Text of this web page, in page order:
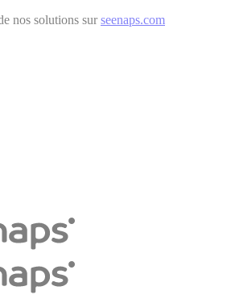
nos solutions sur seenaps.com